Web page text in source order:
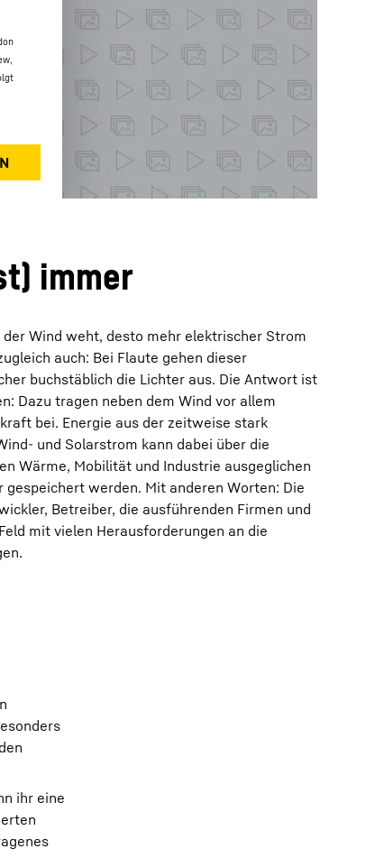
immer
Wind weht, desto mehr elektrischer Strom
auch: Bei Flaute gehen dieser
buchstäblich die Lichter aus. Die Antwort ist
Dazu tragen neben dem Wind vor allem
bei. Energie aus der zeitweise stark
und Solarstrom kann dabei über die
Wärme, Mobilität und Industrie ausgeglichen
werden. Mit anderen Worten: Die
Betreiber, die ausführenden Firmen und
mit vielen Herausforderungen an die
ihr eine